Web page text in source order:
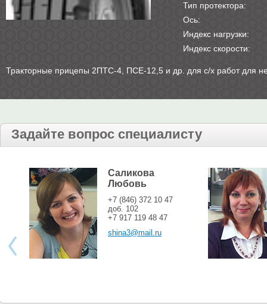
Тип протектора:
Ось:
Индекс нагрузки:
Индекс скорости:
Тракторные прицепы 2ПТС-4, ПСЕ-12,5 и др. для с/х работ для
Задайте вопрос специалисту
Саликова
Любовь
+7 (846) 372 10 47
доб. 102
+7 917 119 48 47
shina3@mail.ru